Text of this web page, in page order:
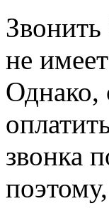
не
Однако,
звонка